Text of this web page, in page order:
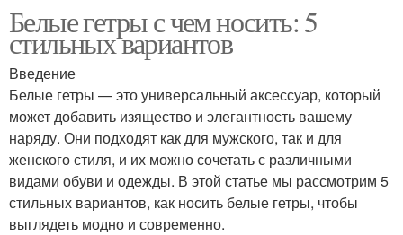
Белые гетры с чем носить: 5
стильных вариантов
Введение
Белые гетры — это универсальный аксессуар, который
может добавить изящество и элегантность вашему
наряду. Они подходят как для мужского, так и для
женского стиля, и их можно сочетать с различными
видами обуви и одежды. В этой статье мы рассмотрим 5
стильных вариантов, как носить белые гетры, чтобы
выглядеть модно и современно.